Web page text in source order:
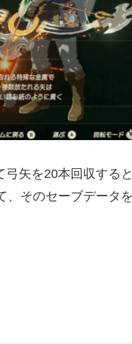
矢を20本回収する
、そのセーブデータ